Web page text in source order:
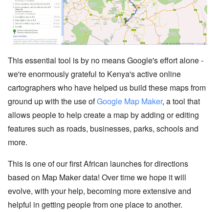
This essential tool is by no means Google's effort alone -
we're enormously grateful to Kenya's active online
cartographers who have helped us build these maps from
ground up with the use ofGoogle Map Maker, a tool that
allows people to help create a map by adding or editing
features such as roads, businesses, parks, schools and
more.
This is one of our first African launches for directions
based on Map Maker data! Over time we hope it will
evolve, with your help, becoming more extensive and
helpful in getting people from one place to another.